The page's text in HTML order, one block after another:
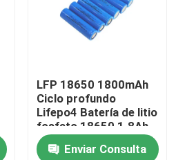
LFP 18650 1800mAh
Ciclo profundo
Lifepo4 Batería de litio
fosfato 18650 1.8Ah
3.2v
Enviar Consulta